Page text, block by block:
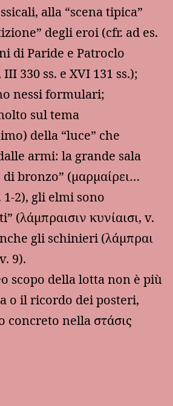
alla “scena tipica”
degli eroi (cfr. ad es.
di Paride e Patroclo
III 330 ss. e XVI 131 ss.);
nessi formulari;
sul tema
della “luce” che
armi: la grande sala
bronzo” (μαρμαίρει…
2), gli elmi sono
(λάμπραισιν κυνίαισι, v.
gli schinieri (λάμπραι
9).
scopo della lotta non è più
o il ricordo dei posteri,
concreto nella στάσις